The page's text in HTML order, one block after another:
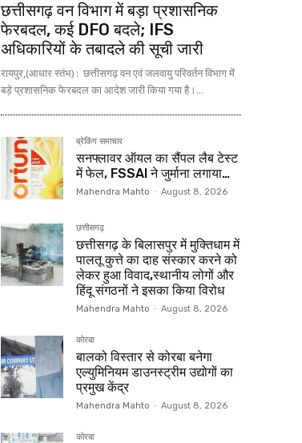
छत्तीसगढ़ वन विभाग में बड़ा प्रशासनिक
फेरबदल, कई DFO बदले; IFS
अधिकारियों के तबादले की सूची जारी
रायपुर,(आधार स्तंभ) : छत्तीसगढ़ वन एवं जलवायु परिवर्तन विभाग में
बड़े प्रशासनिक फेरबदल का आदेश जारी किया गया है।...
ब्रेकिंग समाचार
सनफ्लावर ऑयल का सैंपल लैब टेस्ट
में फेल, FSSAI ने जुर्माना लगाया…
Mahendra Mahto - August 8, 2026
छत्तीसगढ़
छत्तीसगढ़ के बिलासपुर में मुक्तिधाम में
पालतू कुत्ते का दाह संस्कार करने को
लेकर हुआ विवाद,स्थानीय लोगों और
हिंदू संगठनों ने इसका किया विरोध
Mahendra Mahto - August 8, 2026
कोरबा
बालको विस्तार से कोरबा बनेगा
एल्युमिनियम डाउनस्ट्रीम उद्योगों का
प्रमुख केंद्र
Mahendra Mahto - August 8, 2026
कोरबा